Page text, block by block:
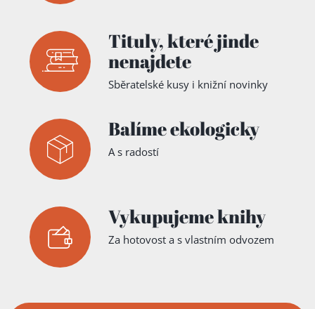
Tituly,které jinde
nenajdete
Sběratelské kusy i knižní novinky
Balíme ekologicky
A s radostí
Vykupujeme knihy
Za hotovost a s vlastním odvozem